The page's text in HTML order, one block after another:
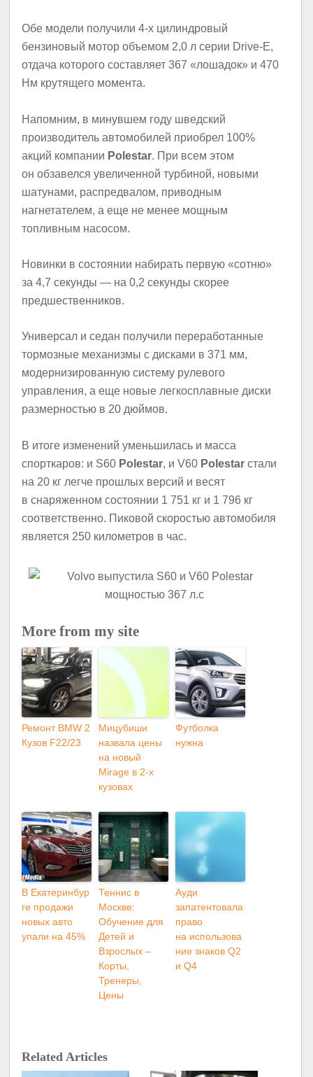
Обе модели получили 4-х цилиндровый
бензиновый мотор объемом 2,0 л серии Drive-E,
отдача которого составляет 367 «лошадок» и 470
Нм крутящего момента.
Напомним, в минувшем году шведский
производитель автомобилей приобрел 100%
акций компании Polestar. При всем этом
он обзавелся увеличенной турбиной, новыми
шатунами, распредвалом, приводным
нагнетателем, а еще не менее мощным
топливным насосом.
Новинки в состоянии набирать первую «сотню»
за 4,7 секунды — на 0,2 секунды скорее
предшественников.
Универсал и седан получили переработанные
тормозные механизмы с дисками в 371 мм,
модернизированную систему рулевого
управления, а еще новые легкосплавные диски
размерностью в 20 дюймов.
В итоге изменений уменьшилась и масса
спорткаров: и S60 Polestar, и V60 Polestar стали
на 20 кг легче прошлых версий и весят
в снаряженном состоянии 1 751 кг и 1 796 кг
соответственно. Пиковой скоростью автомобиля
является 250 километров в час.
More from my site
Ремонт BMW 2
Кузов F22/23
Мицубиши
назвала цены
на новый
Mirage в 2-х
кузовах
Футболка
нужна
В Екатеринбур
ге продажи
новых авто
упали на 45%
Теннис в
Москве:
Обучение для
Детей и
Взрослых –
Корты,
Тренеры,
Цены
Ауди
запатентовала
право
на использова
ние знаков Q2
и Q4
Related Articles